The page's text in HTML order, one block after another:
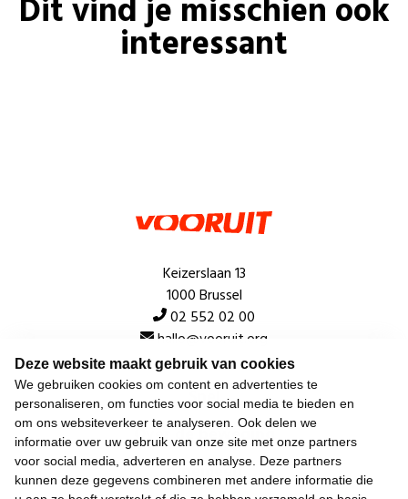
Deze website maakt gebruik van cookies
We gebruiken cookies om content en advertenties te
personaliseren, om functies voor social media te bieden en
om ons websiteverkeer te analyseren. Ook delen we
informatie over uw gebruik van onze site met onze partners
voor social media, adverteren en analyse. Deze partners
kunnen deze gegevens combineren met andere informatie die
Dit vind je misschien ook
interessant
Keizerslaan 13
1000 Brussel
02 552 02 00
hallo@vooruit.org
Snel
Over de beweging
Algemeen